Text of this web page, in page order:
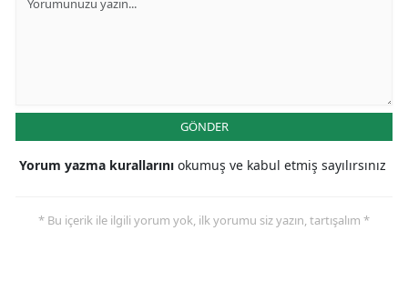
GÖNDER
Yorum yazma kurallarını okumuş ve kabul etmiş sayılırsınız
* Bu içerik ile ilgili yorum yok, ilk yorumu siz yazın, tartışalım *